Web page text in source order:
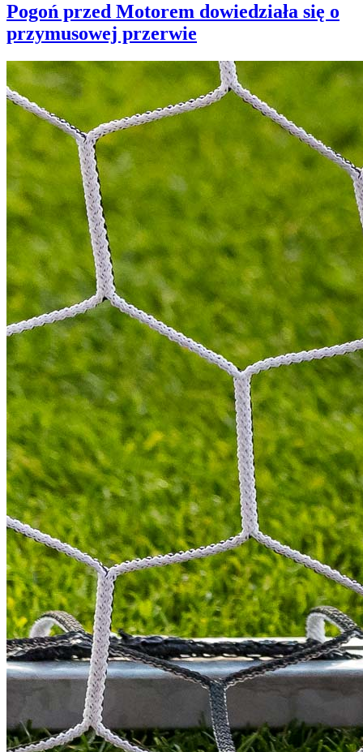
Pogoń przed Motorem dowiedziała się o
przymusowej przerwie